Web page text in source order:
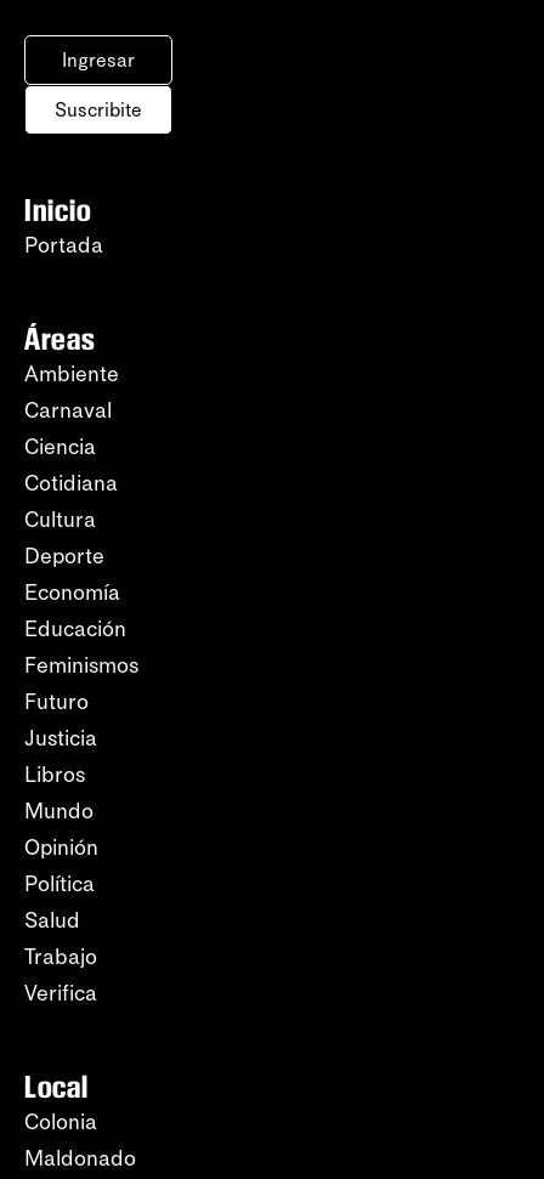
Ingresar
Suscribite
Inicio
Portada
Áreas
Ambiente
Carnaval
Ciencia
Cotidiana
Cultura
Deporte
Economía
Educación
Feminismos
Futuro
Justicia
Libros
Mundo
Opinión
Política
Salud
Trabajo
Verifica
Local
Colonia
Maldonado